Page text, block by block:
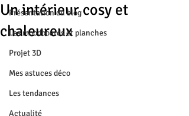
Présentation du blog
Les moodboards et planches
Projet 3D
Mes astuces déco
Les tendances
Actualité
Un intérieur cosy et
chaleureux